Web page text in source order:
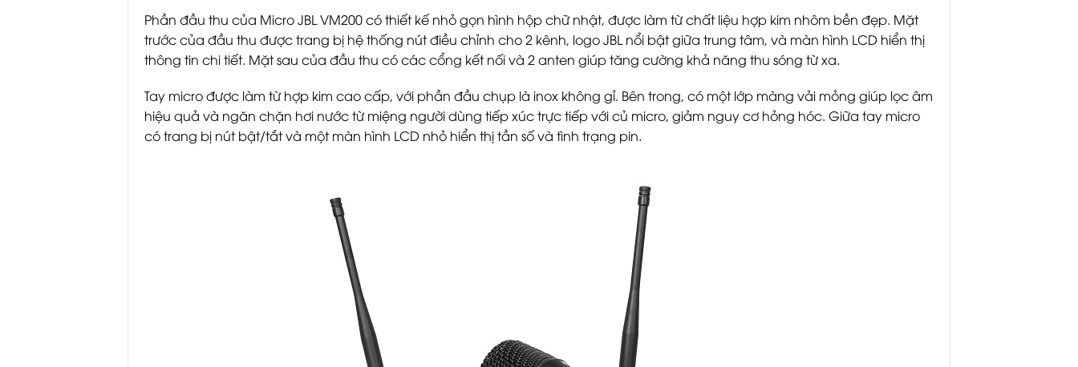
Phần đầu thu của Micro JBL VM200 có thiết kế nhỏ gọn hình hộp chữ nhật, được làm từ chất liệu hợp kim nhôm bền đẹp. Mặt
trước của đầu thu được trang bị hệ thống nút điều chỉnh cho 2 kênh, logo JBL nổi bật giữa trung tâm, và màn hình LCD hiển thị
thông tin chi tiết. Mặt sau của đầu thu có các cổng kết nối và 2 anten giúp tăng cường khả năng thu sóng từ xa.
Tay micro được làm từ hợp kim cao cấp, với phần đầu chụp là inox không gỉ. Bên trong, có một lớp màng vải mỏng giúp lọc âm
hiệu quả và ngăn chặn hơi nước từ miệng người dùng tiếp xúc trực tiếp với củ micro, giảm nguy cơ hỏng hóc. Giữa tay micro
có trang bị nút bật/tắt và một màn hình LCD nhỏ hiển thị tần số và tình trạng pin.